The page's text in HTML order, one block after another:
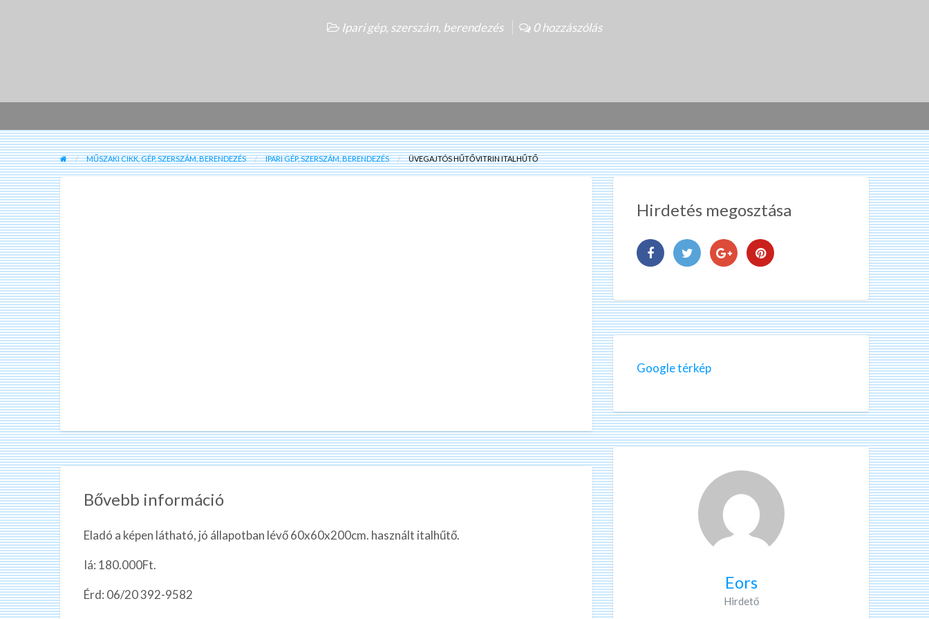
Ipari gép, szerszám, berendezés 0 hozzászólás
MŰSZAKI CIKK, GÉP, SZERSZÁM, BERENDEZÉS IPARI GÉP, SZERSZÁM, BERENDEZÉS ÜVEGAJTÓS HŰTŐVITRIN ITALHŰTŐ
Bővebb információ
Eladó a képen látható, jó állapotban lévő 60x60x200cm. használt italhűtő.
Iá: 180.000Ft.
Érd: 06/20 392-9582
Hirdetés megosztása
Google térkép
Eors
Hirdető